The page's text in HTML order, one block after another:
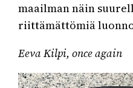
maailman näin
riittämättömiä
Eeva Kilpi, once again